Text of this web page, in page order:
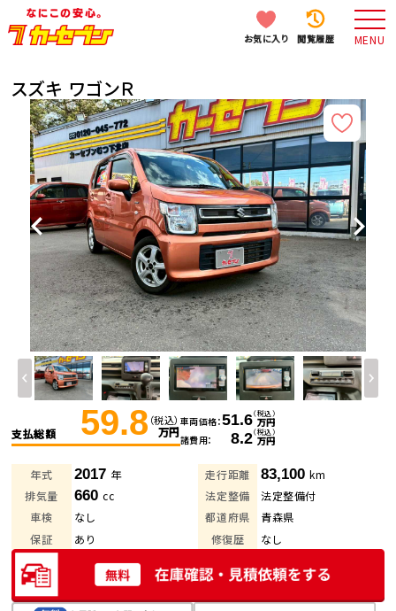
お気に入り 閲覧履歴 MENU
スズキ ワゴンＲ
支払総額 59.8 （税込）
万円
車両価格 51.6（税込）
万円
諸費用
8.2（税込）
万円
年式 2017 年 走行距離 83,100 km
排気量
660cc 法定整備
法定整備付
車検
なし 都道府県
青森県
保証
あり 修復歴 なし